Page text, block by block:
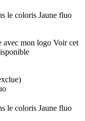
avec mon logo Voir cet